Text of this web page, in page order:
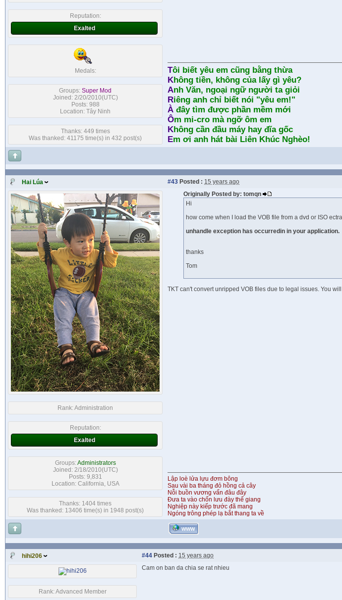
Reputation:
Exalted
Medals:
Groups: Super Mod
Joined: 2/20/2010(UTC)
Posts: 988
Location: Tây Ninh
Thanks: 449 times
Was thanked: 41175 time(s) in 432 post(s)
Tôi biết yêu em cũng bằng thừa
Không tiền, không của lấy gì yêu?
Anh Văn, ngoại ngữ người ta giỏi
Riêng anh chỉ biết nói "yêu em!"
À đây tìm được phần mềm mới
Ôm mi-cro mà ngỡ ôm em
Không cần đầu máy hay đĩa gốc
Em ơi anh hát bài Liên Khúc Nghèo!
Hai Lúa #43 Posted : 15 years ago
Rank:Administration
Reputation:
Exalted
Groups:Administrators
Joined: 2/18/2010(UTC)
Posts: 9,831
Location: California, USA
Thanks: 1404 times
Was thanked: 13406 time(s) in 1948 post(s)
Originally Posted by: tomqn
Hi
how come when I load the VOB file from a dvd or ISO
unhandle exception has occurredin in your application.
thanks
Tom
TKT can't convert unripped VOB files due to legal issues. You
Lập loè lửa lựu đơm bông
Sau vài ba tháng đỏ hồng cả cây
Nỗi buồn vương vấn đâu đây
Đưa ta vào chốn lưu đày thế giang
Nghiệp này kiếp trước đã mang
Ngóng trông phép lạ bắt thang ta về
WWW
hihi206 #44 Posted : 15 years ago
Rank:Advanced Member
Cam on ban da chia se rat nhieu